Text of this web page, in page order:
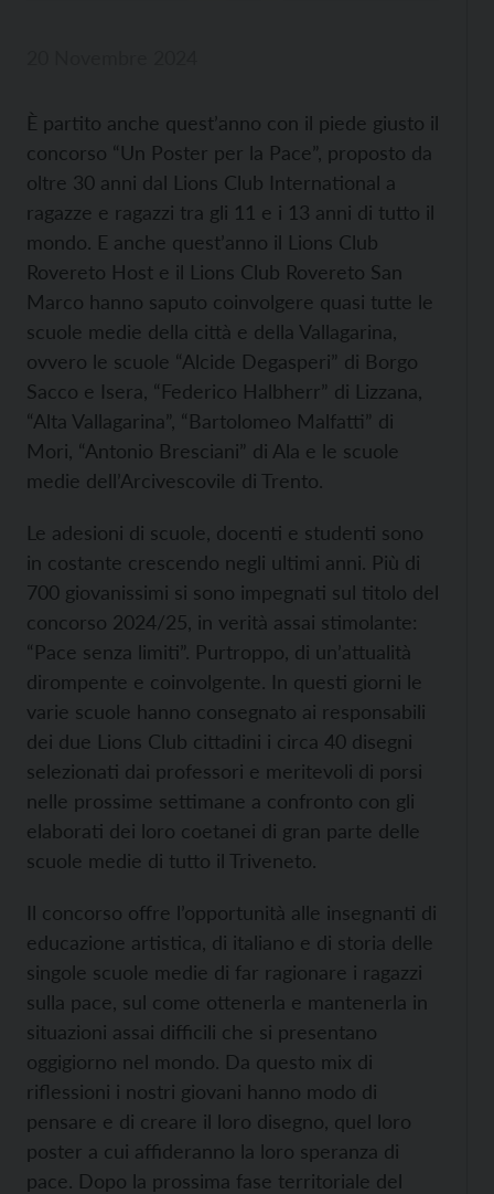
È partito anche quest’anno con il piede giusto il
concorso “Un Poster per la Pace”, proposto da
oltre 30 anni dal Lions Club International a
ragazze e ragazzi tra gli 11 e i 13 anni di tutto il
mondo. E anche quest’anno il Lions Club
Rovereto Host e il Lions Club Rovereto San
Marco hanno saputo coinvolgere quasi tutte le
scuole medie della città e della Vallagarina,
ovvero le scuole “Alcide Degasperi” di Borgo
Sacco e Isera, “Federico Halbherr” di Lizzana,
“Alta Vallagarina”, “Bartolomeo Malfatti” di
Mori, “Antonio Bresciani” di Ala e le scuole
medie dell’Arcivescovile di Trento.
Le adesioni di scuole, docenti e studenti sono
in costante crescendo negli ultimi anni. Più di
700 giovanissimi si sono impegnati sul titolo del
concorso 2024/25, in verità assai stimolante:
“Pace senza limiti”. Purtroppo, di un’attualità
dirompente e coinvolgente. In questi giorni le
varie scuole hanno consegnato ai responsabili
dei due Lions Club cittadini i circa 40 disegni
selezionati dai professori e meritevoli di porsi
nelle prossime settimane a confronto con gli
elaborati dei loro coetanei di gran parte delle
scuole medie di tutto il Triveneto.
Il concorso offre l’opportunità alle insegnanti di
educazione artistica, di italiano e di storia delle
singole scuole medie di far ragionare i ragazzi
sulla pace, sul come ottenerla e mantenerla in
situazioni assai difficili che si presentano
oggigiorno nel mondo. Da questo mix di
riflessioni i nostri giovani hanno modo di
pensare e di creare il loro disegno, quel loro
poster a cui affideranno la loro speranza di
pace. Dopo la prossima fase territoriale del